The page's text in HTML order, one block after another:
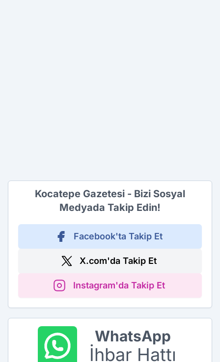
Kocatepe Gazetesi - Bizi Sosyal
Medyada Takip Edin!
Facebook'ta Takip Et
X.com'da Takip Et
Instagram'da Takip Et
WhatsApp
İhbar Hattı